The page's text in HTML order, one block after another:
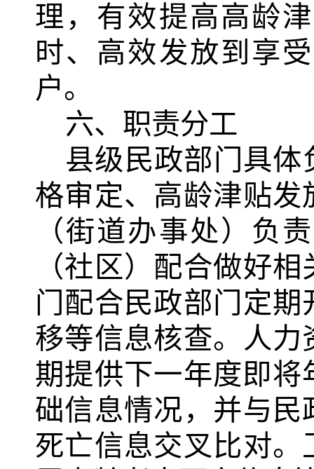
理，有效提高高龄
时、高效发放到享
户。
六、职责分工
县级民政部门具
格审定、高龄津贴
（街道办事处）负
（社区）配合做好
门配合民政部门定
移等信息核查。人
期提供下一年度即将
础信息情况，并与
死亡信息交叉比对